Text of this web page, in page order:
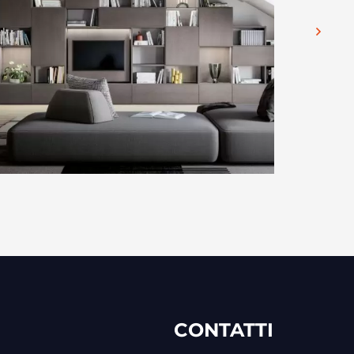
CONTATTI